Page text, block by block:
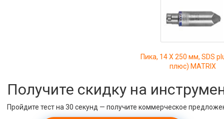
Пика, 14 Х 250 мм, SDS
плюс) MATRIX
Получите скидку на
Пройдите тест на 30 секунд — получите коммерческое